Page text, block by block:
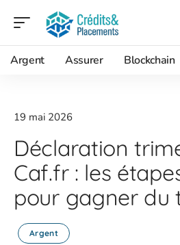
Argent Assurer Blockchain
19 mai 2026
Déclaration
Caf.fr : les
pour gagner du
Argent